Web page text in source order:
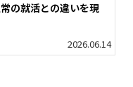
の就活との違いを現
2026.06.14